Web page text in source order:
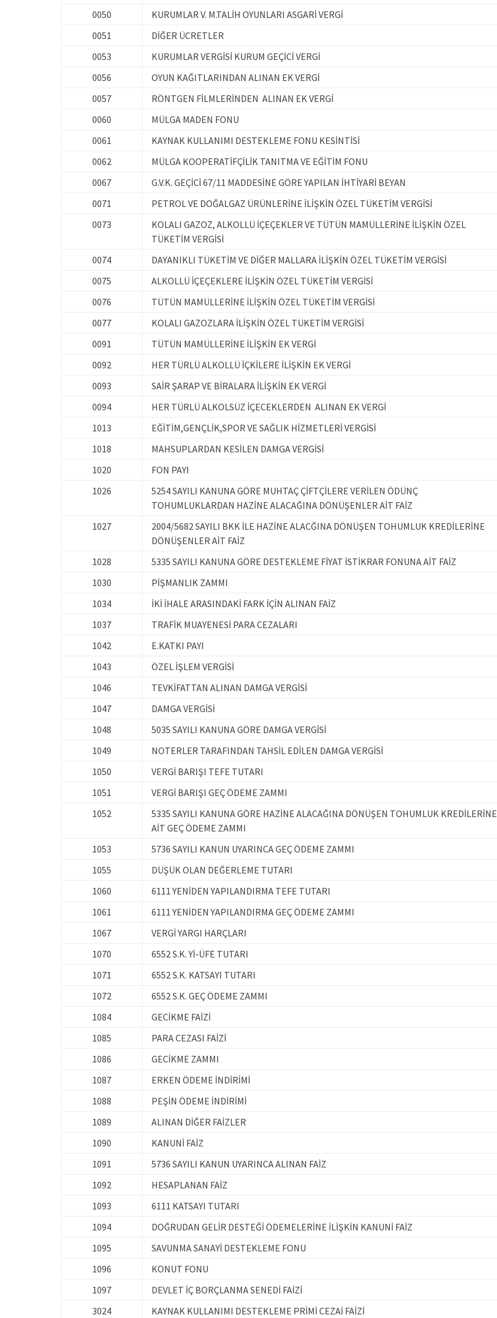
0050
KURUMLAR V. M.TALİH OYUNLARI ASGARİ VERGİ
0051
DİĞER ÜCRETLER
0053
KURUMLAR VERGİSİ KURUM GEÇİCİ VERGİ
0056
OYUN KAĞITLARINDAN ALINAN EK VERGİ
0057
RÖNTGEN FİLMLERİNDEN ALINAN EK VERGİ
0060
MÜLGA MADEN FONU
0061
KAYNAK KULLANIMI DESTEKLEME FONU KESİNTİSİ
0062
MÜLGA KOOPERATİFÇİLİK TANITMA VE EĞİTİM FONU
0067
G.V.K. GEÇİCİ 67/11 MADDESİNE GÖRE YAPILAN İHTİYARİ BEYAN
0071
PETROL VE DOĞALGAZ ÜRÜNLERİNE İLİŞKİN ÖZEL TÜKETİM VERGİSİ
0073
KOLALI GAZOZ, ALKOLLÜ İÇEÇEKLER VE TÜTÜN MAMÜLLERİNE İLİŞKİN ÖZEL
TÜKETİM VERGİSİ
0074
DAYANIKLI TÜKETİM VE DİĞER MALLARA İLİŞKİN ÖZEL TÜKETİM VERGİSİ
0075
ALKOLLÜ İÇEÇEKLERE İLİŞKİN ÖZEL TÜKETİM VERGİSİ
0076
TÜTÜN MAMÜLLERİNE İLİŞKİN ÖZEL TÜKETİM VERGİSİ
0077
KOLALI GAZOZLARA İLİŞKİN ÖZEL TÜKETİM VERGİSİ
0091
TÜTÜN MAMÜLLERİNE İLİŞKİN EK VERGİ
0092
HER TÜRLÜ ALKOLLÜ İÇKİLERE İLİŞKİN EK VERGİ
0093
SAİR ŞARAP VE BİRALARA İLİŞKİN EK VERGİ
0094
HER TÜRLÜ ALKOLSÜZ İÇECEKLERDEN ALINAN EK VERGİ
1013
EĞİTİM,GENÇLİK,SPOR VE SAĞLIK HİZMETLERİ VERGİSİ
1018
MAHSUPLARDAN KESİLEN DAMGA VERGİSİ
1020
FON PAYI
1026
5254 SAYILI KANUNA GÖRE MUHTAÇ ÇİFTÇİLERE VERİLEN ÖDÜNÇ
TOHUMLUKLARDAN HAZİNE ALACAĞINA DÖNÜŞENLER AİT FAİZ
1027
2004/5682 SAYILI BKK İLE HAZİNE ALACĞINA DÖNÜŞEN TOHUMLUK KREDİLERİNE
DÖNÜŞENLER AİT FAİZ
1028
5335 SAYILI KANUNA GÖRE DESTEKLEME FİYAT İSTİKRAR FONUNA AİT FAİZ
1030
PİŞMANLIK ZAMMI
1034
İKİ İHALE ARASINDAKİ FARK İÇİN ALINAN FAİZ
1037
TRAFİK MUAYENESİ PARA CEZALARI
1042
E.KATKI PAYI
1043
ÖZEL İŞLEM VERGİSİ
1046
TEVKİFATTAN ALINAN DAMGA VERGİSİ
1047
DAMGA VERGİSİ
1048
5035 SAYILI KANUNA GÖRE DAMGA VERGİSİ
1049
NOTERLER TARAFINDAN TAHSİL EDİLEN DAMGA VERGİSİ
1050
VERGİ BARIŞI TEFE TUTARI
1051
VERGİ BARIŞI GEÇ ÖDEME ZAMMI
1052
5335 SAYILI KANUNA GÖRE HAZİNE ALACAĞINA DÖNÜŞEN TOHUMLUK KREDİLERİNE
AİT GEÇ ÖDEME ZAMMI
1053
5736 SAYILI KANUN UYARINCA GEÇ ÖDEME ZAMMI
1055
DÜŞÜK OLAN DEĞERLEME TUTARI
1060
6111 YENİDEN YAPILANDIRMA TEFE TUTARI
1061
6111 YENİDEN YAPILANDIRMA GEÇ ÖDEME ZAMMI
1067
VERGİ YARGI HARÇLARI
1070
6552 S.K. Yİ-ÜFE TUTARI
1071
6552 S.K. KATSAYI TUTARI
1072
6552 S.K. GEÇ ÖDEME ZAMMI
1084
GECİKME FAİZİ
1085
PARA CEZASI FAİZİ
1086
GECİKME ZAMMI
1087
ERKEN ÖDEME İNDİRİMİ
1088
PEŞİN ÖDEME İNDİRİMİ
1089
ALINAN DİĞER FAİZLER
1090
KANUNİ FAİZ
1091
5736 SAYILI KANUN UYARINCA ALINAN FAİZ
1092
HESAPLANAN FAİZ
1093
6111 KATSAYI TUTARI
1094
DOĞRUDAN GELİR DESTEĞİ ÖDEMELERİNE İLİŞKİN KANUNİ FAİZ
1095
SAVUNMA SANAYİ DESTEKLEME FONU
1096
KONUT FONU
1097
DEVLET İÇ BORÇLANMA SENEDİ FAİZİ
3024
KAYNAK KULLANIMI DESTEKLEME PRİMİ CEZAİ FAİZİ